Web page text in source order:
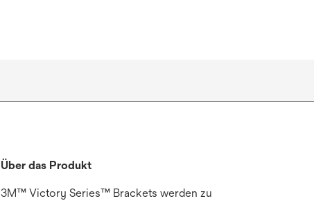
Über das Produkt
3M™ Victory Series™ Brackets werden zu